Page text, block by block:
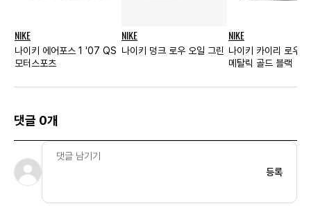
NIKE
나이키 에어포스 1 '07 QS
모터스포츠
NIKE
나이키 덩크 로우 오일 그린
NIKE
나이키 카이리 로우
메탈릭 골드 블랙
댓글 0개
등록